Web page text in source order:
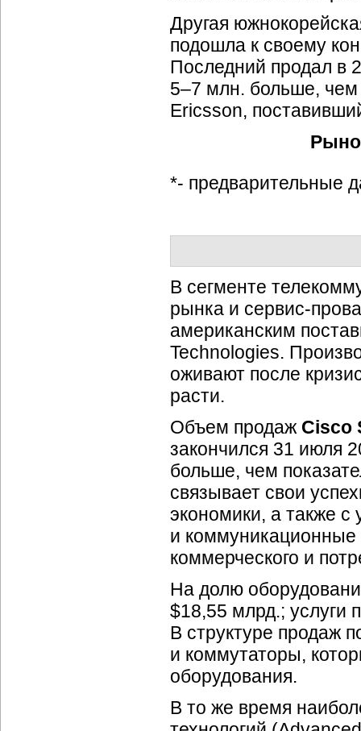
Другая
подошла к своему
Последний продал в
5–7 млн. больше,
Ericsson,
*- предварительные
В сегменте
рынка и сервис-
американским
Technologies.
оживают после
расти.
Объем продаж Cisco
закончился 31 июля
больше, чем
связывает свои
экономики, а также
и коммуникационные
коммерческого и
На долю
$18,55 млрд.; услуги
В структуре продаж
и коммутаторы,
оборудования.
В то же время